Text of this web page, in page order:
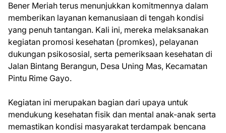
Bener Meriah terus menunjukkan komitmennya dalam
memberikan layanan kemanusiaan di tengah kondisi
yang penuh tantangan. Kali ini, mereka melaksanakan
kegiatan promosi kesehatan (promkes), pelayanan
dukungan psikososial, serta pemeriksaan kesehatan di
Jalan Bintang Berangun, Desa Uning Mas, Kecamatan
Pintu Rime Gayo.
Kegiatan ini merupakan bagian dari upaya untuk
mendukung kesehatan fisik dan mental anak-anak serta
memastikan kondisi masyarakat terdampak bencana